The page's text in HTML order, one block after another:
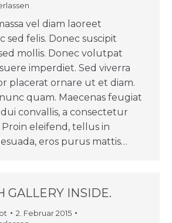
vel diam laoreet
sed felis. Donec suscipit
mollis. Donec volutpat
imperdiet. Sed viverra
placerat ornare ut et diam.
quam. Maecenas feugiat
convallis, a consectetur
eleifend, tellus in
eros purus mattis…
GALLERY INSIDE.
2. Februar 2015